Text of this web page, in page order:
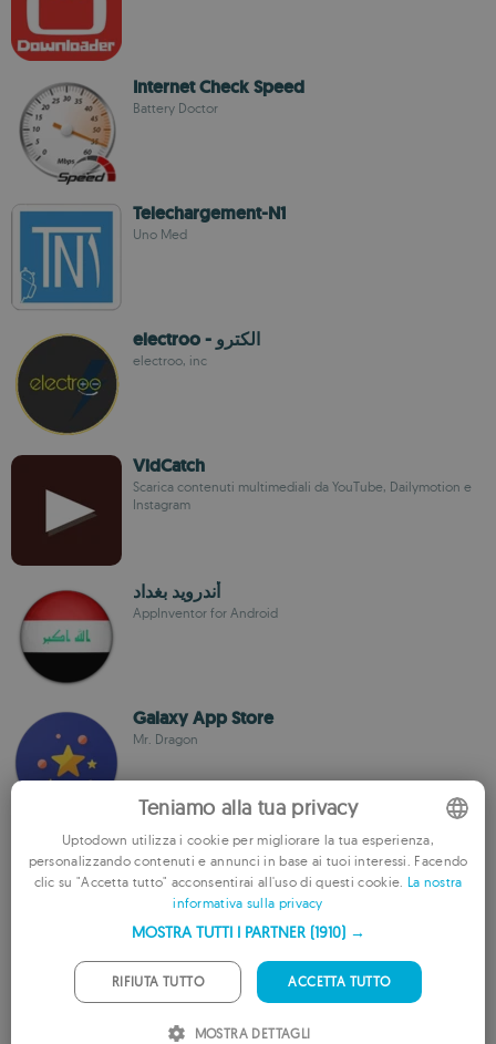
Internet Check Speed
Battery Doctor
Telechargement-N1
Uno Med
electroo - الكترو
electroo, inc
VidCatch
Scarica contenuti multimediali da YouTube, Dailymotion e
Instagram
أندرويد بغداد
AppInventor for Android
Galaxy App Store
Mr. Dragon
Filmmint
TechTrinity
Apptoko
Un App Store completamente indonesiano
ENGLISH
PORTUGUESE
Teniamo alla tua privacy
Uptodown utilizza i cookie per migliorare la tua esperienza,
personalizzando contenuti e annunci in base ai tuoi interessi. Facendo
clic su "Accetta tutto" acconsentirai all'uso di questi cookie. La nostra
informativa sulla privacy
MOSTRA TUTTI I PARTNER (1910) →
ACCETTA TUTTO
RIFIUTA TUTTO
MOSTRA DETTAGLI